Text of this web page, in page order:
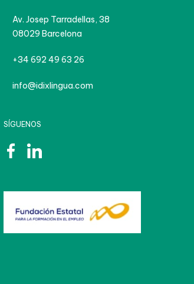
Av. Josep Tarradellas, 38
08029 Barcelona
+34 692 49 63 26
info@idixlingua.com
SÍGUENOS